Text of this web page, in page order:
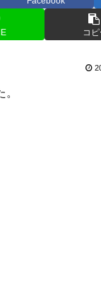
コ